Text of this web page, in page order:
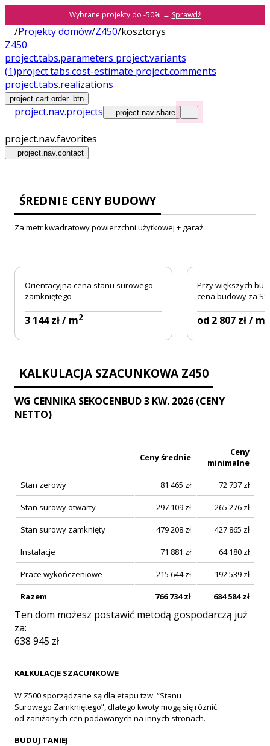
Wybrane projekty do -50% → Sprawdź
/Projekty domów/Z450/kosztorys
Z450
project.tabs.parameters project.variants
(1)project.tabs.cost-estimate project.comments
project.tabs.realizations
project.cart.order_btn
project.nav.projects project.nav.share
project.nav.favorites
project.nav.contact
ŚREDNIE CENY BUDOWY
Za metr kwadratowy powierzchni użytkowej + garaż
Orientacyjna cena stanu surowego
zamkniętego
3 144 zł / m2
Przy większych
cena budowy za
od 2 807 zł / m
KALKULACJA SZACUNKOWA Z450
WG CENNIKA SEKOCENBUD 3 KW. 2026 (CENY
NETTO)
Ceny średnie
Ceny
minimalne
Stan zerowy 81 465 zł 72 737 zł
Stan surowy otwarty 297 109 zł 265 276 zł
Stan surowy zamknięty 479 208 zł 427 865 zł
Instalacje 71 881 zł 64 180 zł
Prace wykończeniowe 215 644zł 192 539 zł
Razem 766 734zł 684 584zł
Ten dom możesz postawić metodą gospodarczą już
za:
638 945 zł
KALKULACJE SZACUNKOWE
W Z500 sporządzane są dla etapu tzw. “Stanu
Surowego Zamkniętego”, dlatego kwoty mogą się róznić
od zaniżanych cen podawanych na innych stronach.
BUDUJ TANIEJ